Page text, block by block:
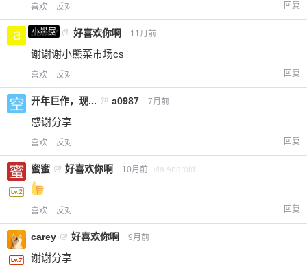
喜欢 反对 回复
小黑屋
a0987 @ 好喜欢你啊 11月前
谢谢谢小熊菜市场cs
喜欢 反对 回复
开年巨作，现... @ a0987 7月前
感谢分享
喜欢 反对 回复
蜜蜜 @ 好喜欢你啊 10月前 via Android
喜欢 反对 回复
carey @ 好喜欢你啊 9月前
谢谢分享